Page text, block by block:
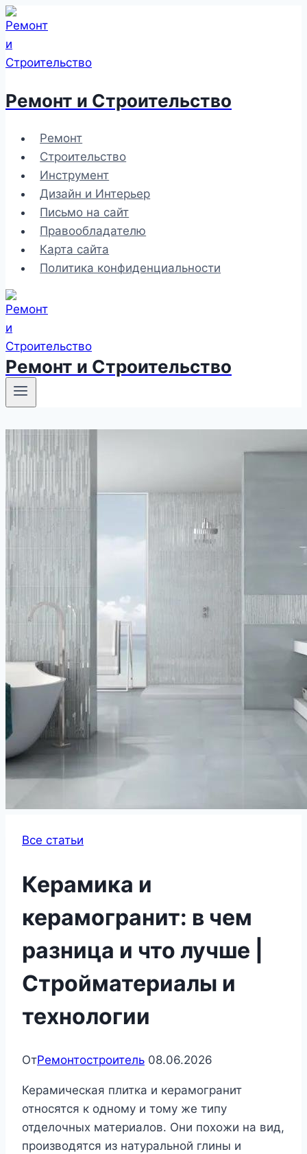
Перейти
к
содержимому
Ремонт и Строительство
Ремонт
Строительство
Инструмент
Дизайн и Интерьер
Письмо на сайт
Правообладателю
Карта сайта
Политика конфиденциальности
Ремонт и Строительство
Все статьи
Керамика и
керамогранит: в чем
разница и что лучше |
Стройматериалы и
технологии
ОтРемонтостроитель 08.06.2026
Керамическая плитка и керамогранит
относятся к одному и тому же типу
отделочных материалов. Они похожи на вид,
производятся из натуральной глины и